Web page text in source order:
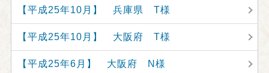
【平成25年10月】 兵庫県 T様
【平成25年10月】 大阪府 T様
【平成25年6月】 大阪府 N様